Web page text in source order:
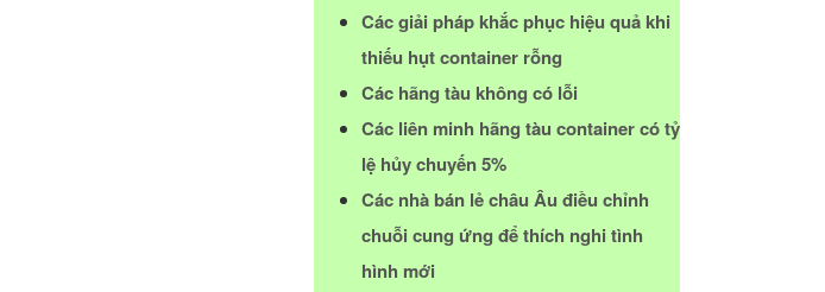
Các giải pháp khắc phục hiệu quả khi
thiếu hụt container rỗng
Các hãng tàu không có lỗi
Các liên minh hãng tàu container có tỷ
lệ hủy chuyến 5%
Các nhà bán lẻ châu Âu điều chỉnh
chuỗi cung ứng để thích nghi tình
hình mới